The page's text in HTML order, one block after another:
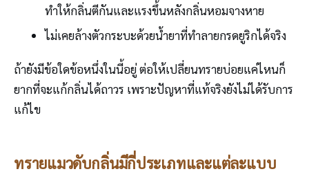
ทำให้กลิ่นตีกันและแรงขึ้นหลังกลิ่นหอมจางหาย
ไม่เคยล้างตัวกระบะด้วยน้ำยาที่ทำลายกรดยูริกได้จริง
ถ้ายังมีข้อใดข้อหนึ่งในนี้อยู่ ต่อให้เปลี่ยนทรายบ่อยแค่ไหนก็
ยากที่จะแก้กลิ่นได้ถาวร เพราะปัญหาที่แท้จริงยังไม่ได้รับการ
แก้ไข
ทรายแมวดับกลิ่นมีกี่ประเภทและแต่ละแบบ